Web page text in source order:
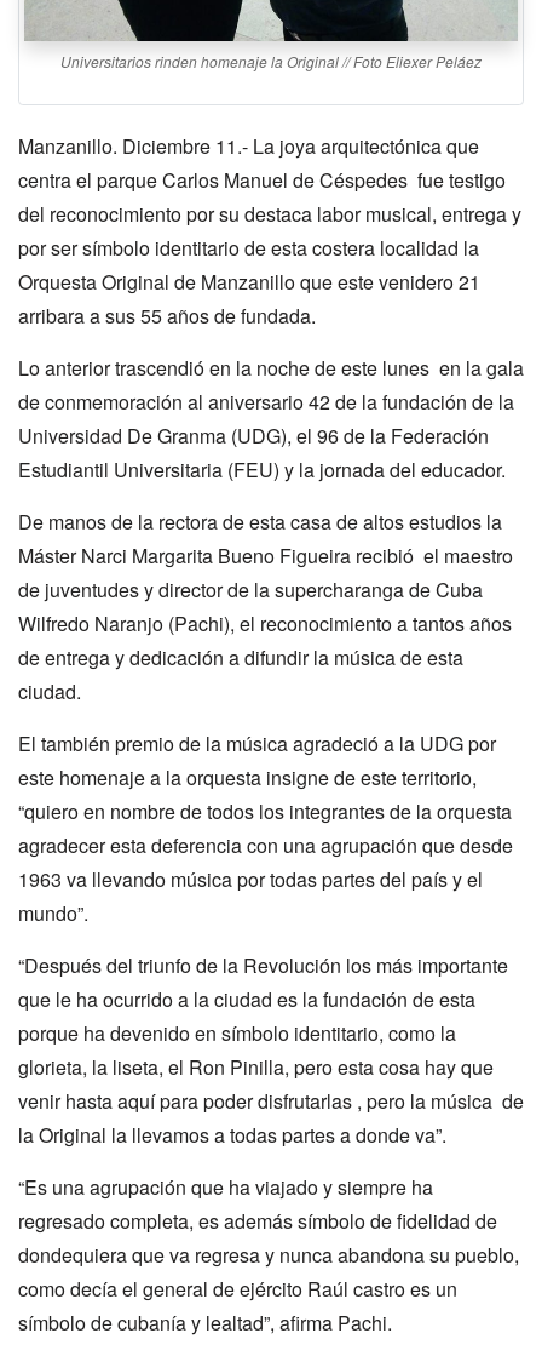
Universitarios rinden homenaje la Original // Foto Eliexer Peláez
Manzanillo. Diciembre 11.- La joya arquitectónica que
centra el parque Carlos Manuel de Céspedes fue testigo
del reconocimiento por su destaca labor musical, entrega y
por ser símbolo identitario de esta costera localidad la
Orquesta Original de Manzanillo que este venidero 21
arribara a sus 55 años de fundada.
Lo anterior trascendió en la noche de este lunes en la gala
de conmemoración al aniversario 42 de la fundación de la
Universidad De Granma (UDG), el 96 de la Federación
Estudiantil Universitaria (FEU) y la jornada del educador.
De manos de la rectora de esta casa de altos estudios la
Máster Narci Margarita Bueno Figueira recibió el maestro
de juventudes y director de la supercharanga de Cuba
Wilfredo Naranjo (Pachi), el reconocimiento a tantos años
de entrega y dedicación a difundir la música de esta
ciudad.
El también premio de la música agradeció a la UDG por
este homenaje a la orquesta insigne de este territorio,
“quiero en nombre de todos los integrantes de la orquesta
agradecer esta deferencia con una agrupación que desde
1963 va llevando música por todas partes del país y el
mundo”.
“Después del triunfo de la Revolución los más importante
que le ha ocurrido a la ciudad es la fundación de esta
porque ha devenido en símbolo identitario, como la
glorieta, la liseta, el Ron Pinilla, pero esta cosa hay que
venir hasta aquí para poder disfrutarlas , pero la música de
la Original la llevamos a todas partes a donde va”.
“Es una agrupación que ha viajado y siempre ha
regresado completa, es además símbolo de fidelidad de
dondequiera que va regresa y nunca abandona su pueblo,
como decía el general de ejército Raúl castro es un
símbolo de cubanía y lealtad”, afirma Pachi.